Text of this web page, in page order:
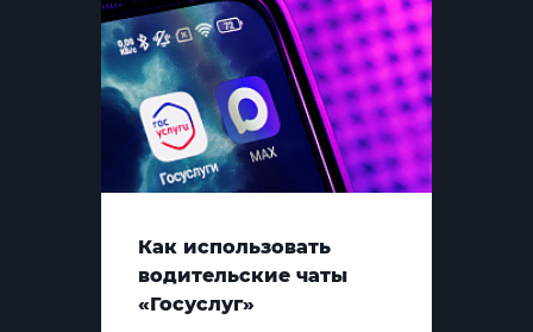
Как использовать
водительские чаты
«Госуслуг»